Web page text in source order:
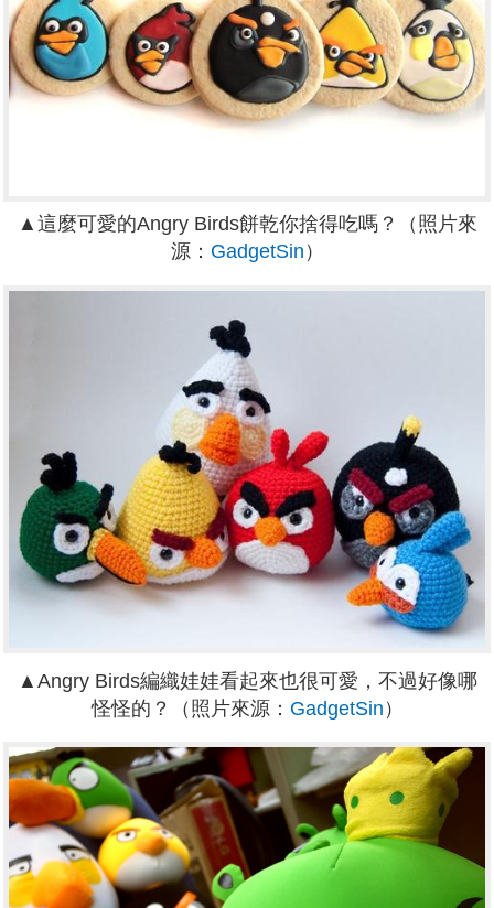
▲這麼可愛的Angry Birds餅乾你捨得吃嗎？（照片來
源： GadgetSin ）
▲Angry Birds編織娃娃看起來也很可愛，不過好像哪
怪怪的？（照片來源： GadgetSin ）